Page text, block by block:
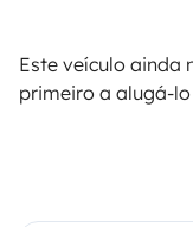
Este veículo ainda
primeiro a alugá-lo